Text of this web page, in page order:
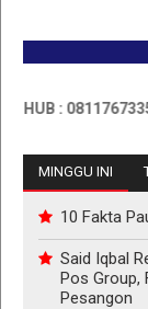
: 0811767335
MINGGU INI
10 Fakta
Said Iqbal
Pos Group,
Pesangon